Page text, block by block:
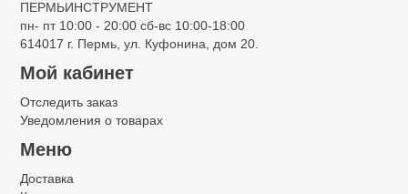
ПЕРМЬИНСТРУМЕНТ
пн- пт 10:00 - 20:00 сб-вс 10:00-18:00
614017 г. Пермь, ул. Куфонина, дом 20.
Мой кабинет
Отследить заказ
Уведомления о товарах
Меню
Доставка